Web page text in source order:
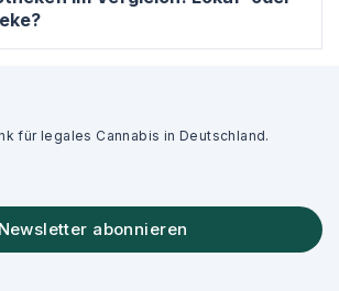
für legales Cannabis in Deutschland.
Newsletter abonnieren